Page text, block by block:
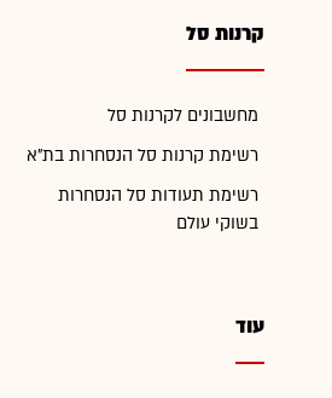
קרנות סל
מחשבונים לקרנות סל
רשימת קרנות סל הנסחרות בת"א
רשימת תעודות סל הנסחרות
בשוקי עולם
עוד